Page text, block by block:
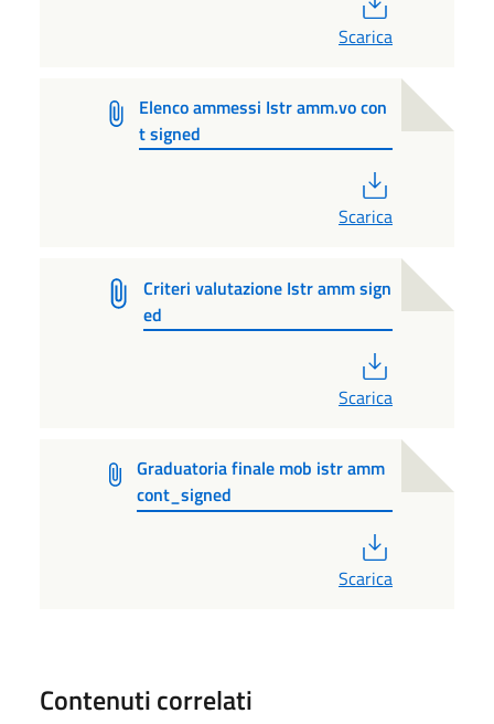
Scarica
Elenco ammessi Istr amm.vo con
t signed
Scarica
Criteri valutazione Istr amm sign
ed
Scarica
Graduatoria finale mob istr amm
cont_signed
Scarica
Contenuti correlati